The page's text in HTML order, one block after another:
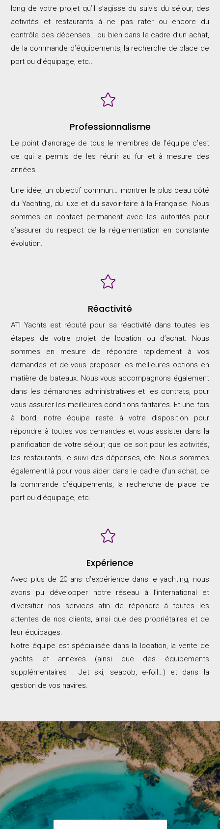
long de votre projet qu’il s’agisse du suivis du séjour, des
activités et restaurants à ne pas rater ou encore du
contrôle des dépenses… ou bien dans le cadre d’un achat,
de la commande d’équipements, la recherche de place de
port ou d’équipage, etc..

Professionnalisme
Le point d’ancrage de tous le membres de l’équipe c’est
ce qui a permis de les réunir au fur et à mesure des
années.
Une idée, un objectif commun… montrer le plus beau côté
du Yachting, du luxe et du savoir-faire à la Française. Nous
sommes en contact permanent avec les autorités pour
s’assurer du respect de la réglementation en constante
évolution.

Réactivité
ATI Yachts est réputé pour sa réactivité dans toutes les
étapes de votre projet de location ou d’achat. Nous
sommes en mesure de répondre rapidement à vos
demandes et de vous proposer les meilleures options en
matière de bateaux. Nous vous accompagnons également
dans les démarches administratives et les contrats, pour
vous assurer les meilleures conditions tarifaires. Et une fois
à bord, notre équipe reste à votre disposition pour
répondre à toutes vos demandes et vous assister dans la
planification de votre séjour, que ce soit pour les activités,
les restaurants, le suivi des dépenses, etc. Nous sommes
également là pour vous aider dans le cadre d’un achat, de
la commande d’équipements, la recherche de place de
port ou d’équipage, etc.

Expérience
Avec plus de 20 ans d’expérience dans le yachting, nous
avons pu développer notre réseau à l’international et
diversifier nos services afin de répondre à toutes les
attentes de nos clients, ainsi que des propriétaires et de
leur équipages.
Notre équipe est spécialisée dans la location, la vente de
yachts et annexes (ainsi que des équipements
supplémentaires : Jet ski, seabob, e-foil…) et dans la
gestion de vos navires.